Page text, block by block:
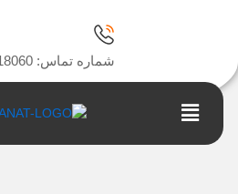
شماره تماس: 02133118060
Main
Menu